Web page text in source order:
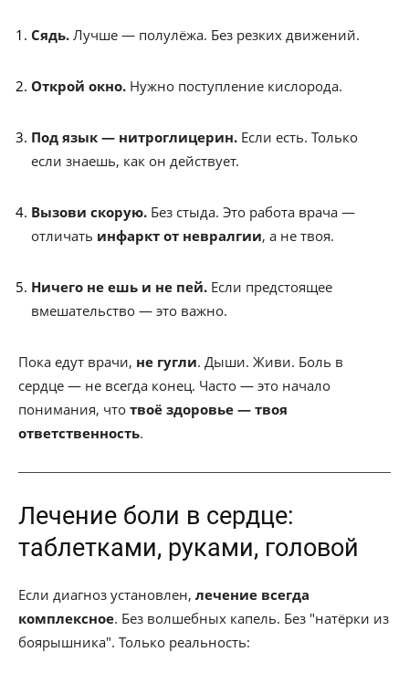
Сядь. Лучше — полулёжа. Без резких движений.
Открой окно. Нужно поступление кислорода.
Под язык — нитроглицерин. Если есть. Только
если знаешь, как он действует.
Вызови скорую. Без стыда. Это работа врача —
отличать инфаркт от невралгии, а не твоя.
Ничего не ешь и не пей. Если предстоящее
вмешательство — это важно.
Пока едут врачи, не гугли. Дыши. Живи. Боль в
сердце — не всегда конец. Часто — это начало
понимания, что твоё здоровье — твоя
ответственность.
Лечение боли в сердце:
таблетками, руками, головой
Если диагноз установлен, лечение всегда
комплексное. Без волшебных капель. Без "натёрки из
боярышника". Только реальность: